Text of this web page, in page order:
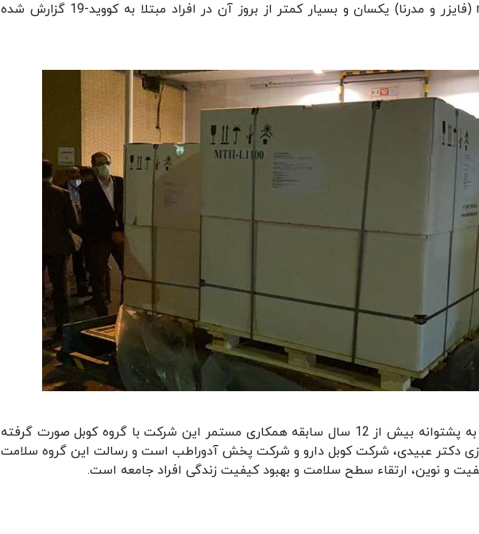
این واکسن و واکسن های mRNA (فایزر و مدرنا) یکسان و بسیار کمتر از بروز آن در افراد مبتلا به کووید-19 گزارش شده
تامین واکسن از شرکت آسترازنکا به پشتوانه بیش از 12 سال سابقه همکاری مستمر این شرکت با گروه کوبل صورت گرفته
دکتر عبیدی، شرکت کوبل دارو و شرکت پخش آدوراطب است و رسالت این گروه سلامت
کیفیت و نوین، ارتقاء سطح سلامت و بهبود کیفیت زندگی افراد جامعه است.